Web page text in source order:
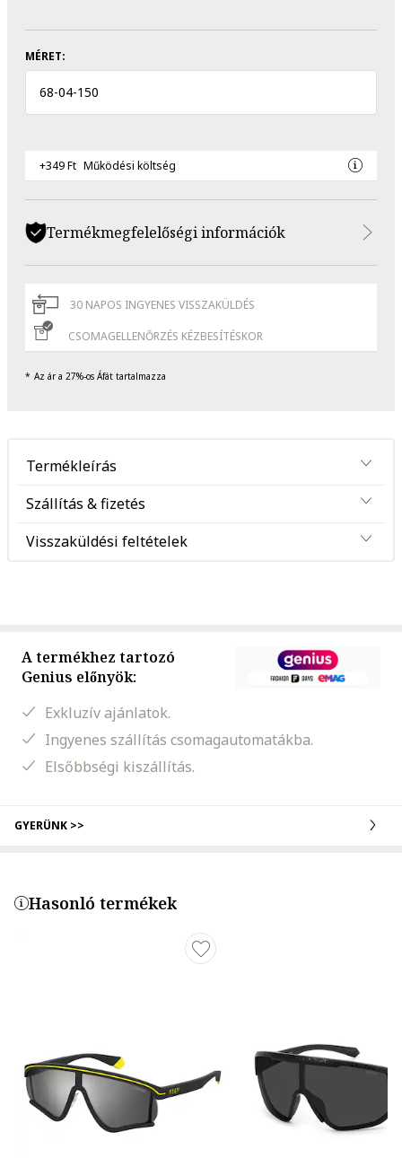
MÉRET:
68-04-150
+349 Ft Működési költség
Termékmegfelelőségi információk
30 NAPOS INGYENES VISSZAKÜLDÉS
CSOMAGELLENŐRZÉS KÉZBESÍTÉSKOR
Az ár a 27%-os Áfát tartalmazza
Termékleírás
Szállítás & fizetés
Visszaküldési feltételek
A termékhez tartozó
Genius előnyök:
Exkluzív ajánlatok.
Ingyenes szállítás csomagautomatákba.
Elsőbbségi kiszállítás.
GYERÜNK >>
Hasonló termékek